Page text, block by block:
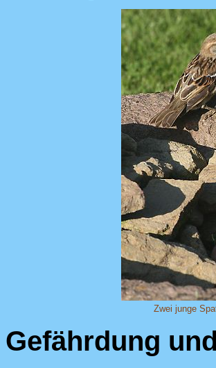
Zwei junge
Gefährdung